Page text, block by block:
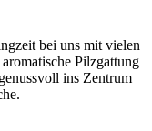
bei uns mit vielen
Pilzgattung
ins Zentrum